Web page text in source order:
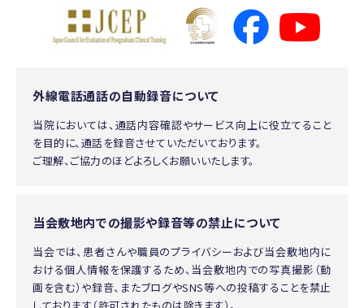
外線電話通話の自動録音について
当院においては、通話内容確認やサービス向上に役立てること
を目的に、通話を録音させていただいております。
ご理解、ご協力のほどよろしくお願いいたします。
当会敷地内での撮影や録音等の禁止について
当会では、患者さんや職員のプライバシーおよび当会敷地内に
おける個人情報を保護するため、当会敷地内での写真撮影（動
画を含む）や録音、またブログやSNS等への投稿することを禁止